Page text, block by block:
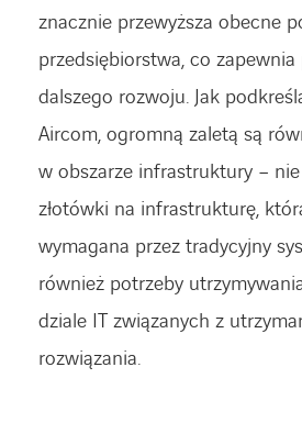
znacznie przewyższa obecne
przedsiębiorstwa, co
dalszego rozwoju. Jak
Aircom, ogromną zaletą są
w obszarze infrastruktury –
złotówki na infrastrukturę,
wymagana przez tradycyjny
również potrzeby
dziale IT związanych z
rozwiązania.